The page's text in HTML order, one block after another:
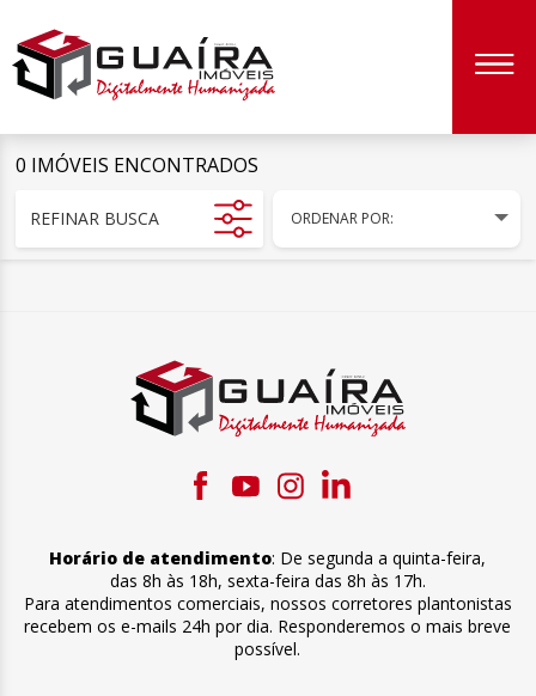
0 IMÓVEIS ENCONTRADOS
REFINAR BUSCA ORDENAR POR:
Horário de atendimento: De segunda a quinta-feira,
das 8h às 18h, sexta-feira das 8h às 17h.
Para atendimentos comerciais, nossos corretores plantonistas
recebem os e-mails 24h por dia. Responderemos o mais breve
possível.